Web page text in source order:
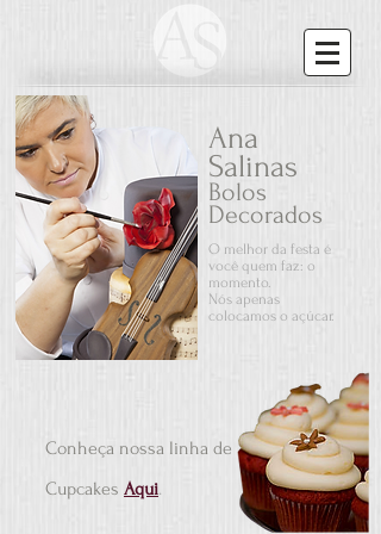
Ana
Salinas
Bolos
Decorados
O melhor da festa é
você quem faz: o
momento.
Nós apenas
colocamos o açúcar.
Conheça nossa linha de
Cupcakes Aqui.